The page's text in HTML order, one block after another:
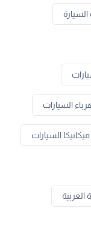
السيارات
السيارات
العربية